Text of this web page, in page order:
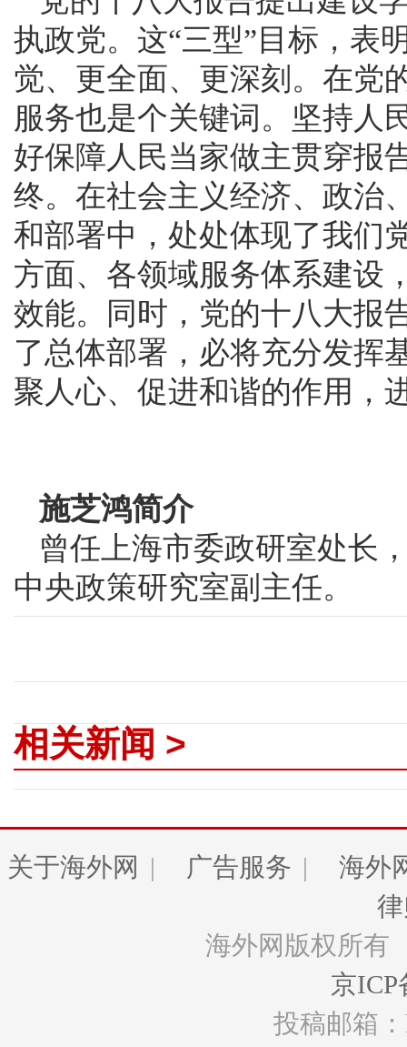
执政党。这“三型”目标，表
觉、更全面、更深刻。在党
服务也是个关键词。坚持人
好保障人民当家做主贯穿报
终。在社会主义经济、政治
和部署中，处处体现了我们
方面、各领域服务体系建设
效能。同时，党的十八大报
了总体部署，必将充分发挥
聚人心、促进和谐的作用，
施芝鸿简介
曾任上海市委政研室处长
中央政策研究室副主任。
相关新闻 >
关于海外网 | 广告服务 |
海外
海外网版权所有
京ICP
投稿邮箱